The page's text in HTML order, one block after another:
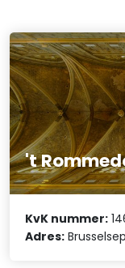
't
KvK nummer:
Adres: